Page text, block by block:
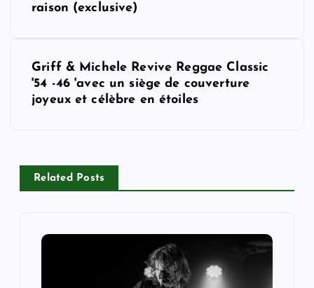
v
raison (exclusive)
Griff & Michele Revive Reggae Classic
'54 -46 'avec un siège de couverture
joyeux et célèbre en étoiles
Related Posts